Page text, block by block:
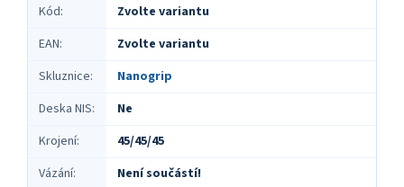
Kód:
Zvolte variantu
EAN:
Zvolte variantu
Skluznice:
Nanogrip
Deska NIS:
Ne
Krojení:
45/45/45
Vázání: Není součástí!